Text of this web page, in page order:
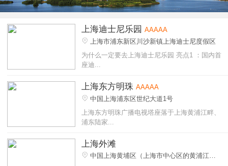
上海迪士尼乐园 AAAAA
上海市浦东新区川沙新镇上海迪士尼度假区
为什么一定要去上海迪士尼乐园 亮点1 ：国内首
座迪...
上海东方明珠 AAAAA
中国上海浦东区世纪大道1号
上海东方明珠广播电视塔座落于上海黄浦江畔、
浦东陆家...
上海外滩
中国上海黄埔区（上海市中心区的黄浦江